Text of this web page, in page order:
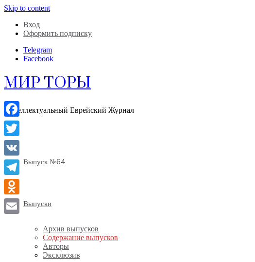
Skip to content
Вход
Оформить подписку
Telegram
Facebook
МИР ТОРЫ
Интеллектуальный Еврейский Журнал
Выпуск №64
Выпуски
Архив выпусков
Содержание выпусков
Авторы
Эксклюзив
Facebook
Twitter
VK
Telegram
Odnoklassniki